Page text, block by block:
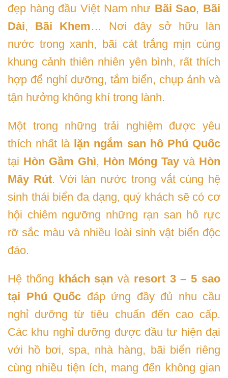
đẹp hàng đầu Việt Nam như Bãi Sao, Bãi
Dài, Bãi Khem… Nơi đây sở hữu làn
nước trong xanh, bãi cát trắng mịn cùng
khung cảnh thiên nhiên yên bình, rất thích
hợp để nghỉ dưỡng, tắm biển, chụp ảnh và
tận hưởng không khí trong lành.
Một trong những trải nghiệm được yêu
thích nhất là lặn ngắm san hô Phú Quốc
tại Hòn Gầm Ghì, Hòn Móng Tay và Hòn
Mây Rút. Với làn nước trong vắt cùng hệ
sinh thái biển đa dạng, quý khách sẽ có cơ
hội chiêm ngưỡng những rạn san hô rực
rỡ sắc màu và nhiều loài sinh vật biển độc
đáo.
Hệ thống khách sạn và resort 3 – 5 sao
tại Phú Quốc đáp ứng đầy đủ nhu cầu
nghỉ dưỡng từ tiêu chuẩn đến cao cấp.
Các khu nghỉ dưỡng được đầu tư hiện đại
với hồ bơi, spa, nhà hàng, bãi biển riêng
cùng nhiều tiện ích, mang đến không gian